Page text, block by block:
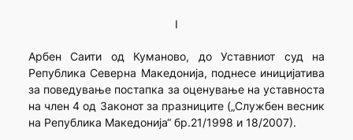
I
Арбен Саити од Куманово, до Уставниот суд на
Република Северна Македонија, поднесе иницијатива
за поведување постапка за оценување на уставноста
на член 4 од Законот за празниците („Службен весник
на Република Македонија“ бр.21/1998 и 18/2007).